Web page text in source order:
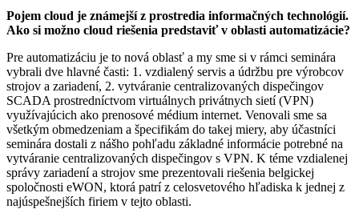
Pojem cloud je známejší z prostredia informačných technológií.
Ako si možno cloud riešenia predstaviť v oblasti automatizácie?
Pre automatizáciu je to nová oblasť a my sme si v rámci seminára
vybrali dve hlavné časti: 1. vzdialený servis a údržbu pre ­výrobcov
strojov a zariadení, 2. vytváranie centralizovaných dispečingov
SCADA prostredníctvom virtuálnych privátnych sietí (VPN)
využívajúcich ako prenosové médium internet. Venovali sme sa
všetkým obmedzeniam a špecifikám do takej miery, aby účastníci
seminára dostali z nášho pohľadu základné informácie potrebné na
vytváranie centralizovaných dispečingov s VPN. K téme vzdialenej
správy zariadení a strojov sme prezentovali riešenia belgickej
spoločnosti eWON, ktorá patrí z celosvetového hľadiska k jednej z
najúspešnejších firiem v tejto oblasti.